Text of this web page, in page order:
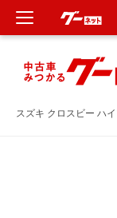
スズキ クロスビー ハ
新車
中古車